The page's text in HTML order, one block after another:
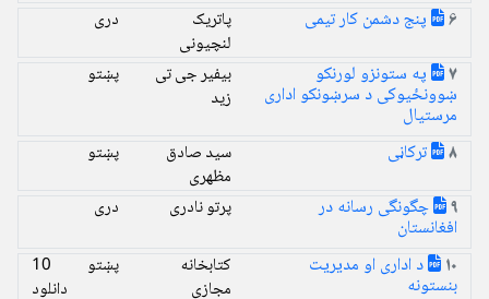
6 پنج دشمن کار تیمی
پاتریک
لنچیونی
دری
7 په ستونزو لورنکو
ښوونځیوکی د سرښونکو اداری
مرستیال
بیفیر جی تی
زید
پښتو
8 ترکاڼی
سید صادق
مظهری
پښتو
9 چگونگی رسانه در
افغانستان
پرتو نادری دری
10 د اداری او مدیریت
بنستونه
کتابخانه
مجازی
پښتو
10
دانلود